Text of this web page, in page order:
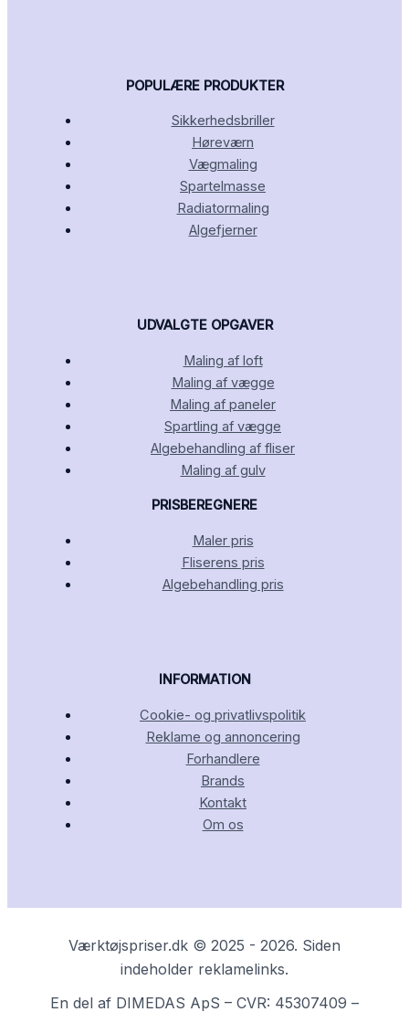
POPULÆRE PRODUKTER
Sikkerhedsbriller
Høreværn
Vægmaling
Spartelmasse
Radiatormaling
Algefjerner
UDVALGTE OPGAVER
Maling af loft
Maling af vægge
Maling af paneler
Spartling af vægge
Algebehandling af fliser
Maling af gulv
PRISBEREGNERE
Maler pris
Fliserens pris
Algebehandling pris
INFORMATION
Cookie- og privatlivspolitik
Reklame og annoncering
Forhandlere
Brands
Kontakt
Om os
Værktøjspriser.dk © 2025 - 2026. Siden
indeholder reklamelinks.
En del af DIMEDAS ApS – CVR: 45307409 –